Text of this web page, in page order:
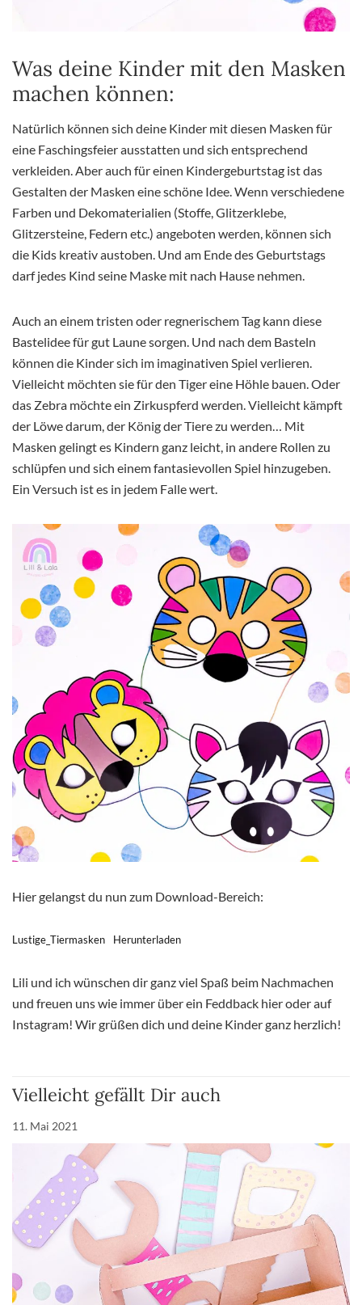
Was deine Kinder mit den Masken
machen können:
Natürlich können sich deine Kinder mit diesen Masken für
eine Faschingsfeier ausstatten und sich entsprechend
verkleiden. Aber auch für einen Kindergeburtstag ist das
Gestalten der Masken eine schöne Idee. Wenn verschiedene
Farben und Dekomaterialien (Stoffe, Glitzerklebe,
Glitzersteine, Federn etc.) angeboten werden, können sich
die Kids kreativ austoben. Und am Ende des Geburtstags
darf jedes Kind seine Maske mit nach Hause nehmen.
Auch an einem tristen oder regnerischem Tag kann diese
Bastelidee für gut Laune sorgen. Und nach dem Basteln
können die Kinder sich im imaginativen Spiel verlieren.
Vielleicht möchten sie für den Tiger eine Höhle bauen. Oder
das Zebra möchte ein Zirkuspferd werden. Vielleicht kämpft
der Löwe darum, der König der Tiere zu werden… Mit
Masken gelingt es Kindern ganz leicht, in andere Rollen zu
schlüpfen und sich einem fantasievollen Spiel hinzugeben.
Ein Versuch ist es in jedem Falle wert.
Hier gelangst du nun zum Download-Bereich:
Lustige_Tiermasken Herunterladen
Lili und ich wünschen dir ganz viel Spaß beim Nachmachen
und freuen uns wie immer über ein Feddback hier oder auf
Instagram! Wir grüßen dich und deine Kinder ganz herzlich!
Vielleicht gefällt Dir auch
11. Mai 2021